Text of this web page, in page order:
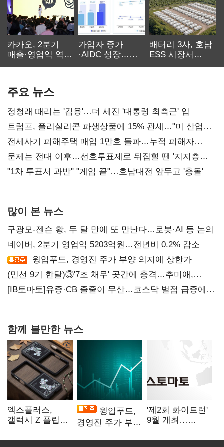
카카오, 2분기
매출·영업익 역대
가입자 증가
·AIDC 성장…
배터리 3사, 호남
ESS 시장서
주요 뉴스
정청래 때리는 '김용'…더 세진 '대통령 최측근' 입
트럼프, 폴리실리콘 파생상품에 15% 관세…"미 산업
재건"
전세사기 피해주택 매입 1만호 돌파…누적 피해자
4만278명
문제는 전대 이후…선호투표제로 뒤집힐 땐 '지지층
불복'
"1차 투표서 과반" "게임 끝"…호남대전 앞두고 '충돌'
많이 본 뉴스
구광모-젠슨 황, 두 달 만에 또 만난다…로봇·AI 등 논의
네이버, 2분기 영업익 5203억원…전년비 0.2% 감소
윙입푸드, 경영진 주가 부양 의지에 상한가
(민선 9기 한달)③'7조 채무' 곳간에 충격…추미애,
20년만에 '비상재정' 선언 승부수
[IB토마토]유증·CB 줄줄이 무산…코스닥 벌점 급증에
함께 볼만한 뉴스
엑스플러스,
갤럭시 Z 플립8·
액세서리 출시
윙입푸드,
경영진 주가 부양
'제2회 화이트런'
9월 개최…
지원